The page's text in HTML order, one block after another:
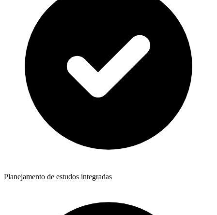
Planejamento de estudos integradas